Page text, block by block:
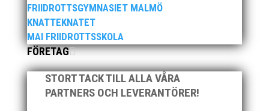
FRIIDROTTSGYMNASIET MALMÖ
KNATTEKNATET
MAI FRIIDROTTSSKOLA
FÖRETAG
STORT TACK TILL ALLA VÅRA
PARTNERS OCH LEVERANTÖRER!
När Friidrottssverige samlades för fest gick en av
utmärkelserna till MAI och Kalvinknatet – Lasses